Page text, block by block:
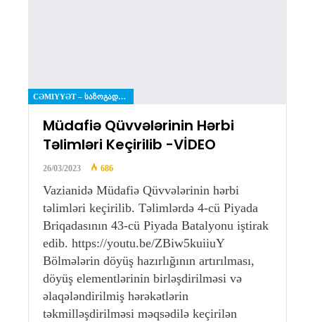
CƏMIYYƏT – ᲡᲐᲖᲝᲒᲐᲓᲝᲔᲑᲐ
Müdafiə Qüvvələrinin Hərbi
Təlimləri Keçirilib -VİDEO
26/03/2023 686
Vazianidə Müdafiə Qüvvələrinin hərbi
təlimləri keçirilib. Təlimlərdə 4-cü Piyada
Briqadasının 43-cü Piyada Batalyonu iştirak
edib. https://youtu.be/ZBiw5kuiiuY
Bölmələrin döyüş hazırlığının artırılması,
döyüş elementlərinin birləşdirilməsi və
əlaqələndirilmiş hərəkətlərin
təkmilləşdirilməsi məqsədilə keçirilən